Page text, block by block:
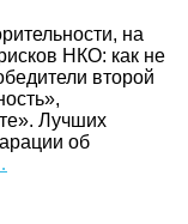
на
НКО: как не
второй
Лучших
об